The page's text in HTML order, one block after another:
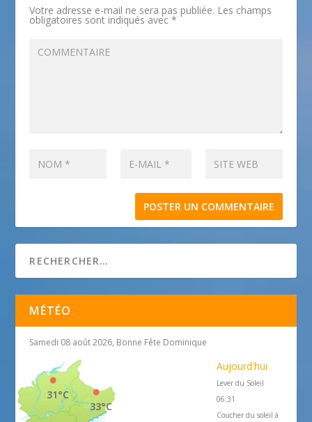
Votre adresse e-mail ne sera pas publiée. Les champs
obligatoires sont indiqués avec*
MÉTÉO
Samedi 08 août 2026, Bonne Fête Dominique
33°C
31°C
Aujourd'hui
Lever du Soleil
06:31
Coucher du soleil à